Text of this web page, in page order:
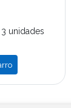
unidades